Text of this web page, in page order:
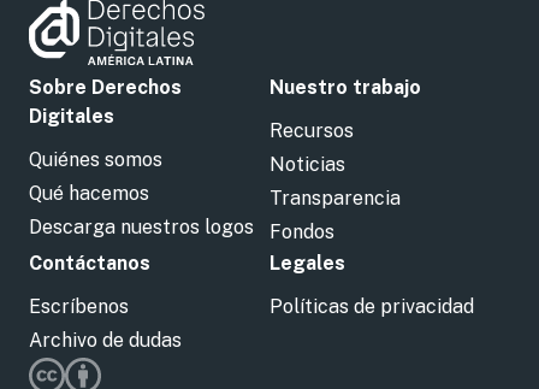
Sobre Derechos
Digitales
Quiénes somos
Qué hacemos
Descarga nuestros logos
Nuestro trabajo
Recursos
Noticias
Transparencia
Fondos
Contáctanos
Escríbenos
Archivo de dudas
Legales
Políticas de privacidad